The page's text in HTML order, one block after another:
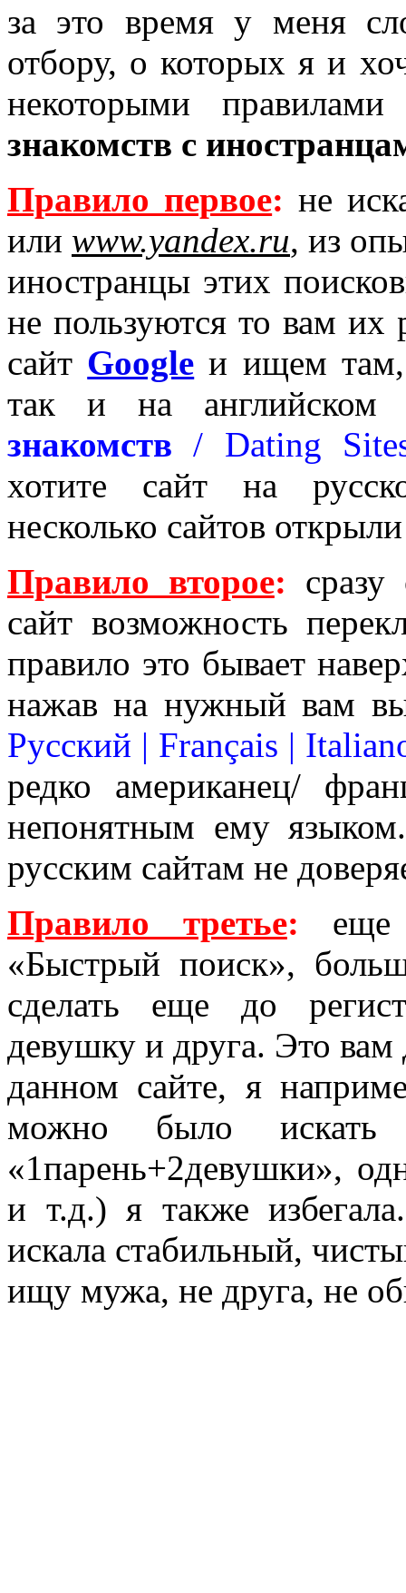
за это время у меня
отбору, о которых я и
некоторыми
знакомств с
Правило первое: не
или www.yandex.ru, из
иностранцы этих
не пользуются то вам
сайт Google и ищем там,
так и на
знакомств / Dating
хотите сайт на
несколько сайтов
Правило второе:
сайт возможность
правило это бывает
нажав на нужный вам
Русский | Français |
редко американец/
непонятным ему
русским сайтам не
Правило третье: еще
«Быстрый поиск»,
сделать еще до
девушку и друга. Это вам
данном сайте, я
можно было искать
«1парень+2девушки»,
и т.д.) я также
искала стабильный,
ищу мужа, не друга, не